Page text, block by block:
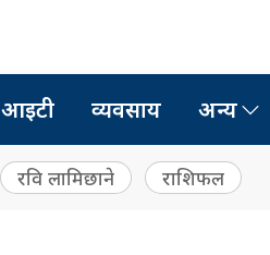
आइटी व्यवसाय अन्य
रवि लामिछाने राशिफल